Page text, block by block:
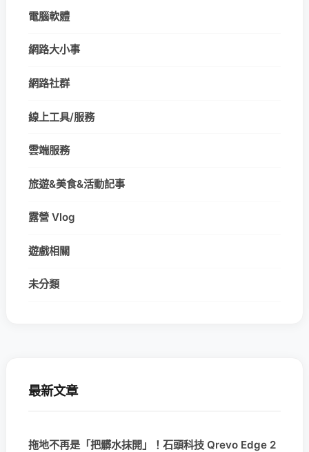
電腦軟體
網路大小事
網路社群
線上工具/服務
雲端服務
旅遊&美食&活動記事
露營 Vlog
遊戲相關
未分類
最新文章
拖地不再是「把髒水抹開」！石頭科技 Qrevo Edge 2